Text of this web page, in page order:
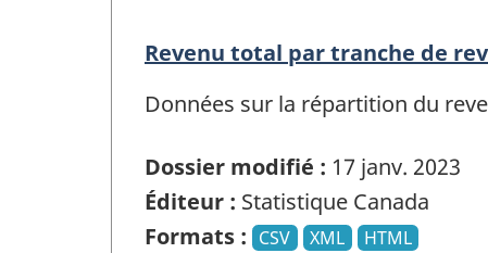
Revenu total par tranche de
Données sur la répartition du
Dossier modifié : 17 janv. 2023
Éditeur : Statistique Canada
Formats : CSV XML HTML